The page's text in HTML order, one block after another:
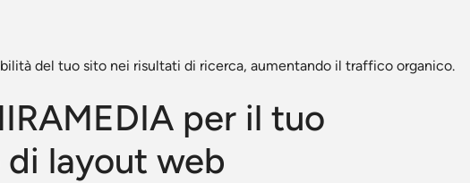
del tuo sito nei risultati di ricerca, aumentando il traffico organico.
per il tuo
layout web